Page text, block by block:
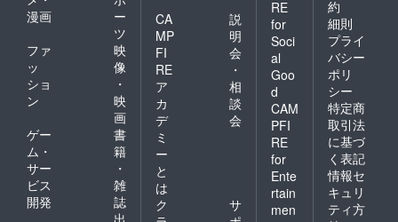
漫画
ー
ツ
ファ
ッ
ショ
ン
映
像
・
映
画
ゲー
ム・
サー
ビス
開発
書
籍
・
雑
誌
出
CA
MP
FI
RE
ア
カ
デ
ミ
ー
と
は
説
明
会
・
相
談
会
ク
サ
RE
for
Soci
al
Goo
d
CAM
PFI
RE
for
Ente
rtain
men
約
細則
プライ
バシー
ポリ
シー
特定商
取引法
に基づ
く表記
情報セ
キュリ
ティ方